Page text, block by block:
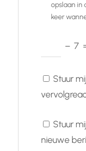
opslaan in
keer
− 7
Stuur
Stuur
nieuwe